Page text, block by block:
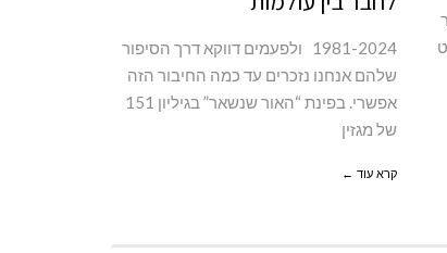
1981-2024 ולפעמים דווקא דרך הסיפור
שלהם אנחנו נזכרים עד כמה החיבור הזה
אפשרי. בפינת “האור שנשאר” בגיליון 151
של מגזין
קרא עוד ←